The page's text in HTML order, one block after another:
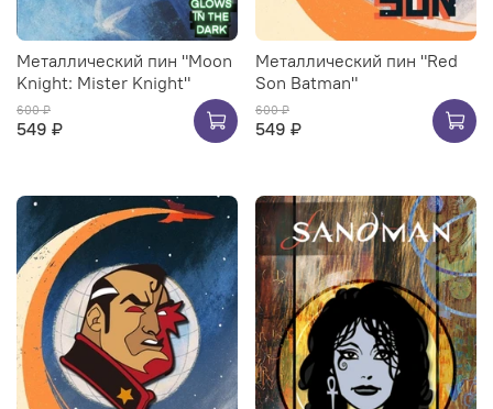
Металлический пин "Moon
Knight: Mister Knight"
600 ₽
549 ₽
Металлический пин "Red
Son Batman"
600 ₽
549 ₽